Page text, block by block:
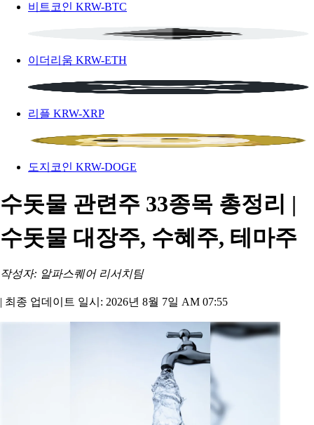
비트코인 KRW-BTC
이더리움 KRW-ETH
리플 KRW-XRP
도지코인 KRW-DOGE
수돗물 관련주 33종목 총정리 |
수돗물 대장주, 수혜주, 테마주
작성자: 알파스퀘어 리서치팀
| 최종 업데이트 일시: 2026년 8월 7일 AM 07:55